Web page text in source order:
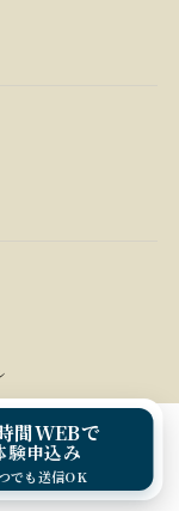
間WEBで
験申込み
でも送信OK